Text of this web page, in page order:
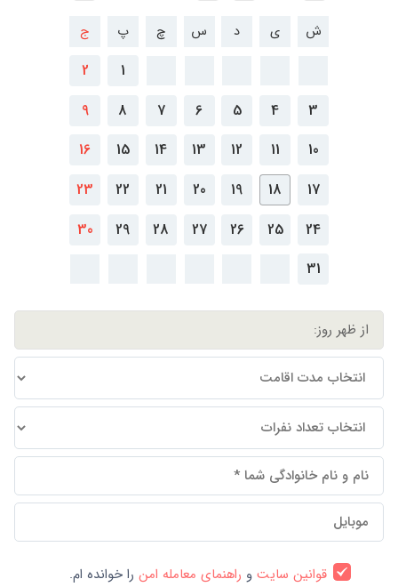
ش ی د س چ پ ج
1
2
3
4
5
6
7
8
9
10
11
12
13
14
15
16
17
18
19
20
21
22
23
24
25
26
27
28
29
30
31
قوانین سایتو راهنمای معامله امنرا خوانده ام.